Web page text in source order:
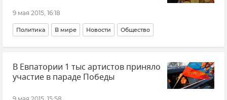
9 мая 2015, 16:18
Политика В мире Новости Общество
В Евпатории 1 тыс артистов приняло
участие в параде Победы